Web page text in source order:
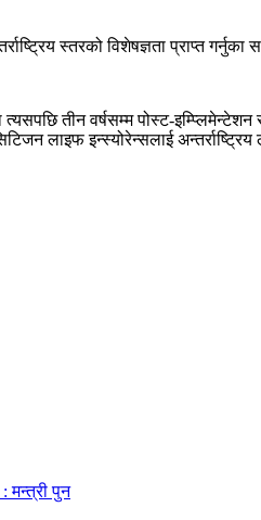
स्तरको विशेषज्ञता प्राप्त गर्नुका
तीन वर्षसम्म पोस्ट-
लाइफ इन्स्योरेन्सलाई